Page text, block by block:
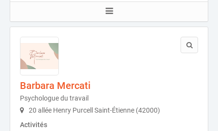
Barbara Mercati
Psychologue du travail
20 allée Henry Purcell Saint-Étienne (42000)
Activités